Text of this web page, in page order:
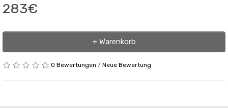
283€
+ Warenkorb
0 Bewertungen / Neue Bewertung